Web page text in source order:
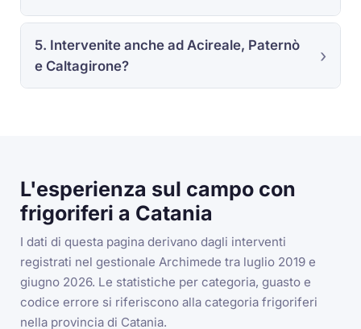
5. Intervenite anche ad Acireale, Paternò
e Caltagirone?
L'esperienza sul campo con
frigoriferi a Catania
I dati di questa pagina derivano dagli interventi
registrati nel gestionale Archimede tra luglio 2019 e
giugno 2026. Le statistiche per categoria, guasto e
codice errore si riferiscono alla categoria frigoriferi
nella provincia di Catania.